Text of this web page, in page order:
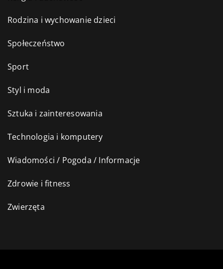
Rodzina i wychowanie dzieci
Społeczeństwo
Sport
Styl i moda
Sztuka i zainteresowania
Technologia i komputery
Wiadomości / Pogoda / Informacje
Zdrowie i fitness
Zwierzęta